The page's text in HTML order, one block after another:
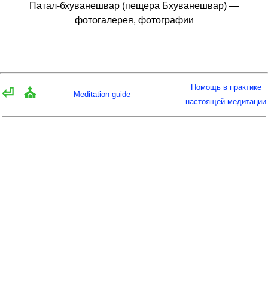
Патал-бхуванешвар (пещера Бхуванешвар) —
фотогалерея, фотографии
⏎ ⛪ Meditation guide
Помощь в практике
настоящей медитации